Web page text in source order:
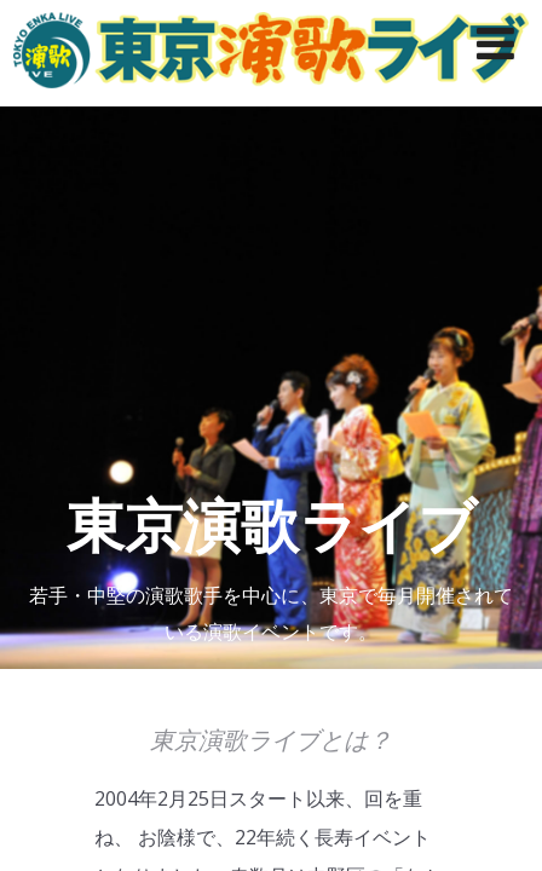
東京演歌ライブ
若手・中堅の演歌歌手を中心に、東京で毎月開催されて
いる演歌イベントです。
東京演歌ライブとは？
2004年2月25日スタート以来、回を重
ね、 お陰様で、22年続く長寿イベント